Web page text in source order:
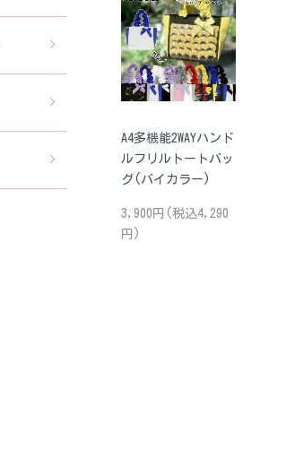
A4多機能2WAYハンド
ルフリルトートバッ
グ(バイカラー)
3,900円(税込4,290
円)